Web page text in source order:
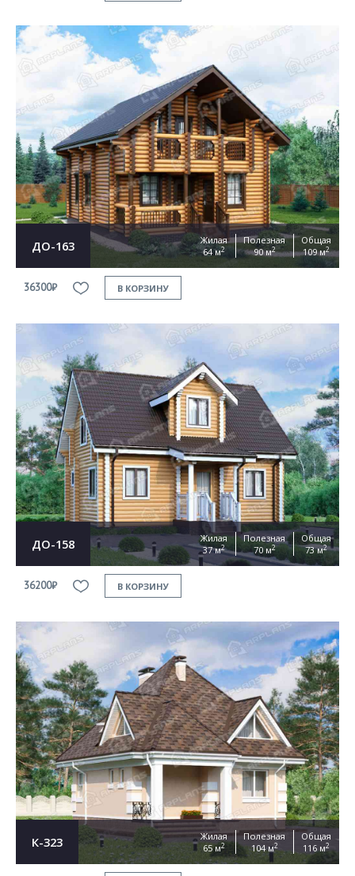
ДО-163
Жилая
64 м2
Полезная
90 м2
Общая
109 м2
36300₽ В КОРЗИНУ
ДО-158
Жилая
37 м2
Полезная
70 м2
Общая
73 м2
36200₽ В КОРЗИНУ
К-323
Жилая
65 м2
Полезная
104 м2
Общая
116 м2